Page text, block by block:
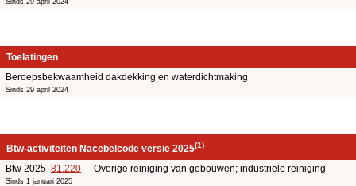
Toelatingen
Beroepsbekwaamheid dakdekking en waterdichtmaking
Sinds 29 april 2024
Btw-activiteiten Nacebelcode versie 2025(1)
Btw 2025 81.220 - Overige reiniging van gebouwen; industriële reiniging
Sinds 1 januari 2025